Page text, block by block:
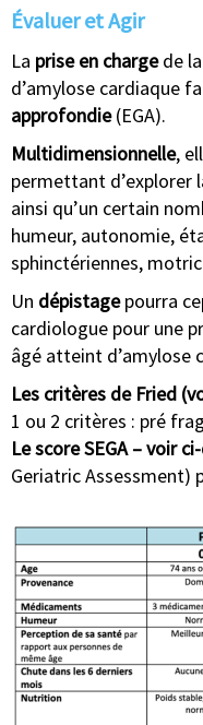
Évaluer et Agir
La prise en chargede
d’amylose cardiaque
approfondie(EGA).
Multidimensionnelle,
permettant
ainsi qu’un certain
humeur, autonomie,
sphinctériennes,
Un dépistagepourra
cardiologue pour une
âgé atteint d’amylose
Les critères de Fried
1 ou 2 critères : pré
Le score SEGA – voir
Geriatric Assessment)